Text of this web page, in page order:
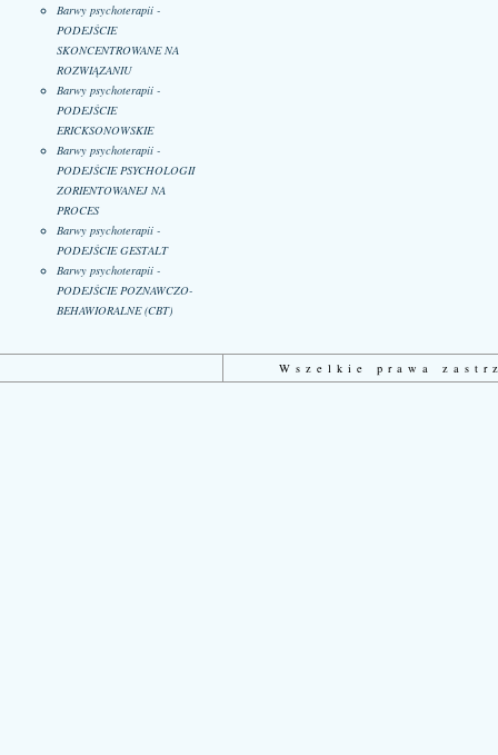
Barwy psychoterapii -
PODEJŚCIE
SKONCENTROWANE NA
ROZWIĄZANIU
Barwy psychoterapii -
PODEJŚCIE
ERICKSONOWSKIE
Barwy psychoterapii -
PODEJŚCIE PSYCHOLOGII
ZORIENTOWANEJ NA
PROCES
Barwy psychoterapii -
PODEJŚCIE GESTALT
Barwy psychoterapii -
PODEJŚCIE POZNAWCZO-
BEHAWIORALNE (CBT)
Wszelkie prawa